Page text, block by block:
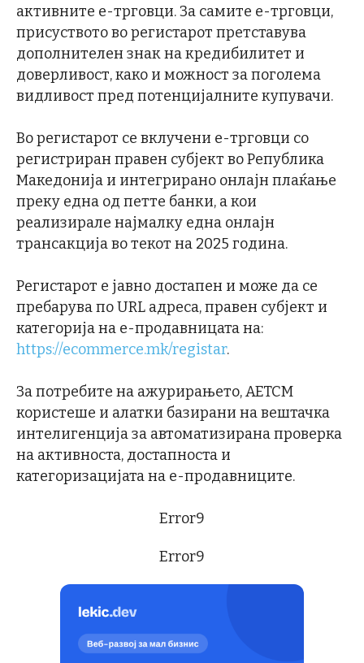
активните е-трговци. За самите е-трговци,
присуството во регистарот претставува
дополнителен знак на кредибилитет и
доверливост, како и можност за поголема
видливост пред потенцијалните купувачи.
Во регистарот се вклучени е-трговци со
регистриран правен субјект во Република
Македонија и интегрирано онлајн плаќање
преку една од петте банки, а кои
реализирале најмалку една онлајн
трансакција во текот на 2025 година.
Регистарот е јавно достапен и може да се
пребарува по URL адреса, правен субјект и
категорија на е-продавницата на:
https://ecommerce.mk/registar.
За потребите на ажурирањето, АЕТСМ
користеше и алатки базирани на вештачка
интелигенција за автоматизирана проверка
на активноста, достапноста и
категоризацијата на е-продавниците.
Error9
Error9